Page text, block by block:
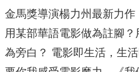
金馬獎導演楊力州最新力
用某部華語電影做為註腳
為旁白？ 電影即生活，生